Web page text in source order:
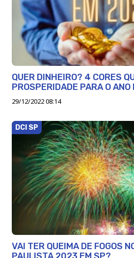
QUER DINHEIRO? 4 CORES
PROSPERIDADE PARA O
29/12/2022 08:14
DCI SP
VAI TER QUEIMA DE FOGOS